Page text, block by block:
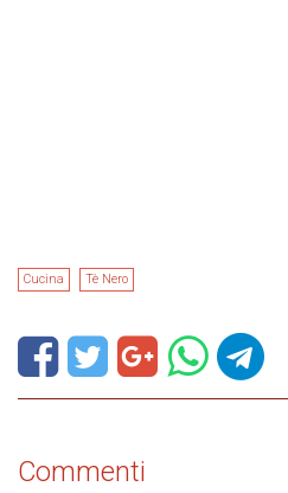
Cucina Tè Nero
Commenti